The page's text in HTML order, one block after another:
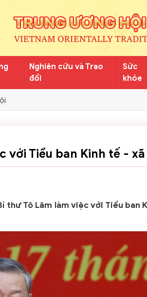
Nghiên cứu và Trao
đổi
Sức
khỏe
với Tiểu ban Kinh tế -
thư Tô Lâm làm việc với Tiểu ban